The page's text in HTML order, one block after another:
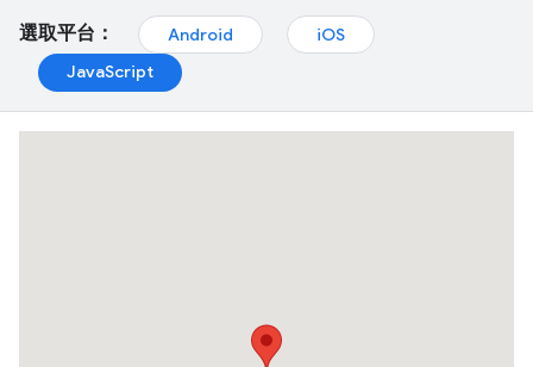
選取平台： Android
iOS
JavaScript